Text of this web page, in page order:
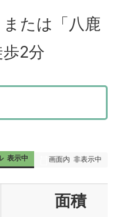
たは「八鹿
2分
表示中 画面内 非表示中
面積